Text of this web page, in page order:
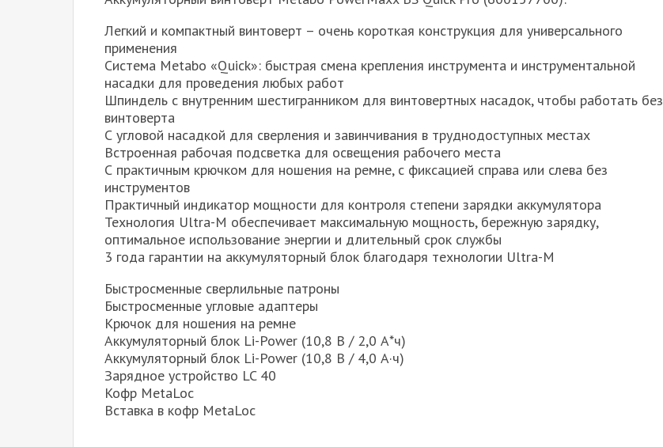
Легкий и компактный винтоверт – очень короткая конструкция для универсального
применения
Система Metabo «Quick»: быстрая смена крепления инструмента и инструментальной
насадки для проведения любых работ
Шпиндель с внутренним шестигранником для винтовертных насадок, чтобы работать без
винтоверта
С угловой насадкой для сверления и завинчивания в труднодоступных местах
Встроенная рабочая подсветка для освещения рабочего места
С практичным крючком для ношения на ремне, с фиксацией справа или слева без
инструментов
Практичный индикатор мощности для контроля степени зарядки аккумулятора
Технология Ultra-M обеспечивает максимальную мощность, бережную зарядку,
оптимальное использование энергии и длительный срок службы
3 года гарантии на аккумуляторный блок благодаря технологии Ultra-M
Быстросменные сверлильные патроны
Быстросменные угловые адаптеры
Крючок для ношения на ремне
Аккумуляторный блок Li-Power (10,8 В / 2,0 А*ч)
Аккумуляторный блок Li-Power (10,8 В / 4,0 А·ч)
Зарядное устройство LC 40
Кофр MetaLoc
Вставка в кофр MetaLoc